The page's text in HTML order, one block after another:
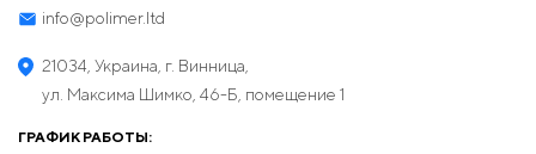
info@polimer.ltd
21034, Украина, г. Винница,
ул. Максима Шимко, 46-Б, помещение 1
ГРАФИК РАБОТЫ: